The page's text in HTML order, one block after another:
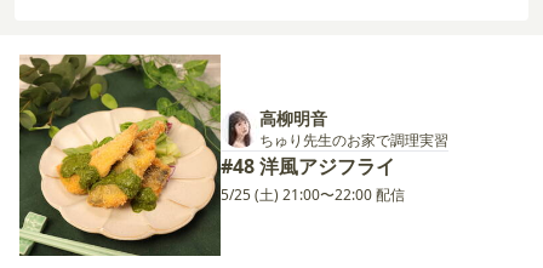
高柳明音
ちゅり先生のお家で調理実習
#48 洋風アジフライ
5/25 (土) 21:00〜22:00 配信